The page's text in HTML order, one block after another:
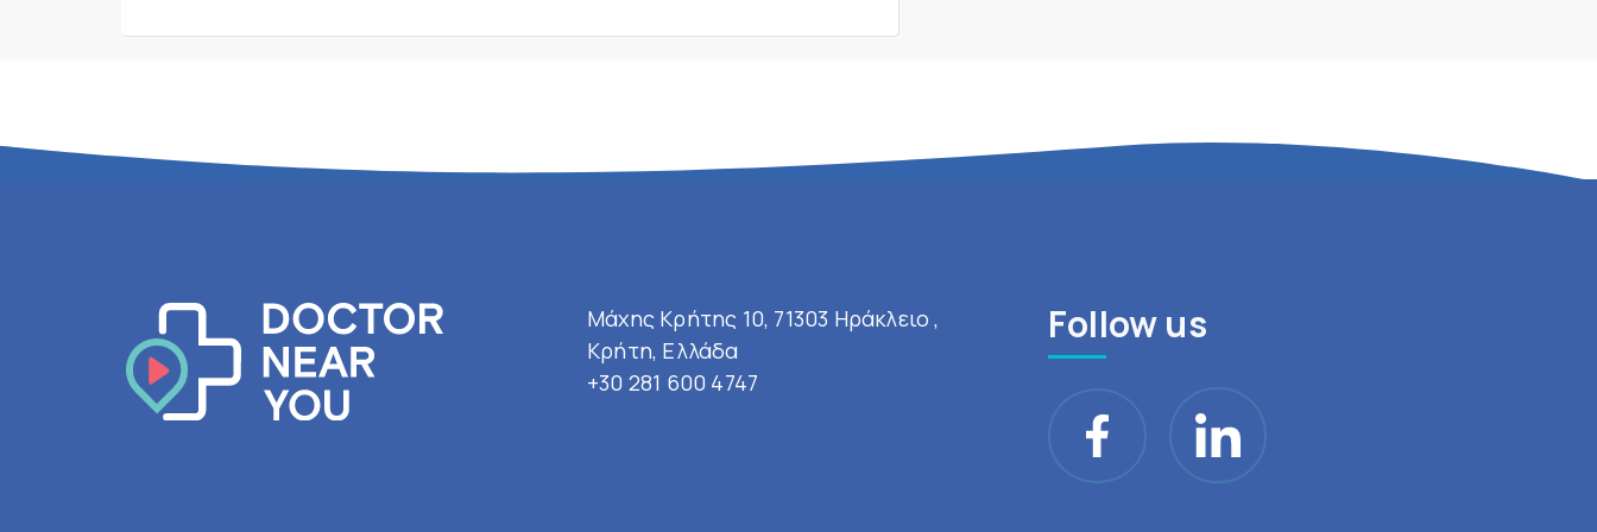
Μάχης Κρήτης 10, 71303 Ηράκλειο ,
Κρήτη, Ελλάδα
+30 281 600 4747
Follow us